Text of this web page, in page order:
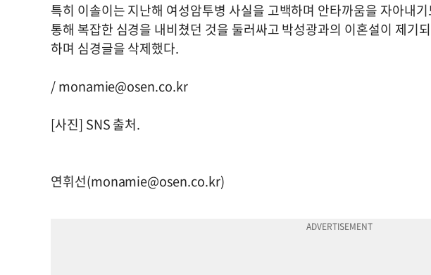
특히 이솔이는 지난해 여성암투병 사실을 고백하며 안타까움을 자아내
통해 복잡한 심경을 내비쳤던 것을 둘러싸고 박성광과의 이혼설이 제기
하며 심경글을 삭제했다.
/monamie@osen.co.kr
[사진] SNS 출처.
연휘선(monamie@osen.co.kr)